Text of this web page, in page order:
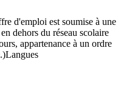
d'emploi est soumise à une
dehors du réseau scolaire
appartenance à un ordre